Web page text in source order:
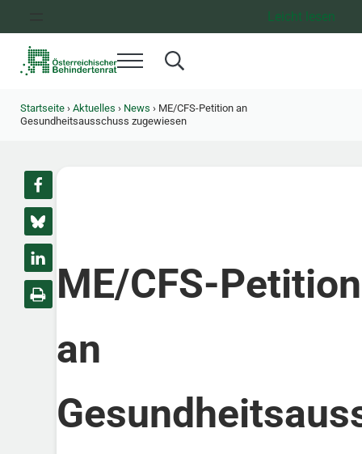
Leicht lesen
Menü Search...
Startseite › Aktuelles › News ›ME/CFS-Petition an
Gesundheitsausschuss zugewiesen
ME/CFS-Petition
an